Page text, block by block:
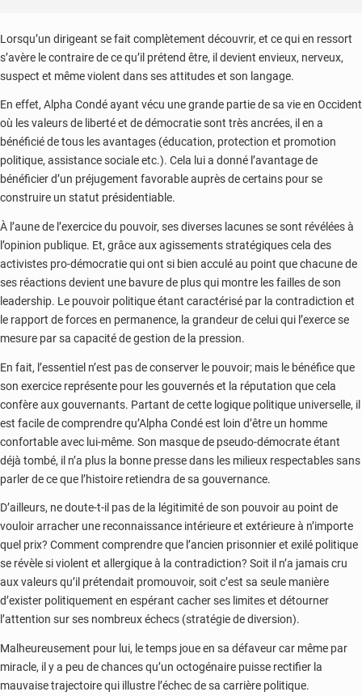
Lorsqu’un dirigeant se fait complètement découvrir, et ce qui en ressort
s’avère le contraire de ce qu’il prétend être, il devient envieux, nerveux,
suspect et même violent dans ses attitudes et son langage.
En effet, Alpha Condé ayant vécu une grande partie de sa vie en Occident
où les valeurs de liberté et de démocratie sont très ancrées, il en a
bénéficié de tous les avantages (éducation, protection et promotion
politique, assistance sociale etc.). Cela lui a donné l’avantage de
bénéficier d’un préjugement favorable auprès de certains pour se
construire un statut présidentiable.
À l’aune de l’exercice du pouvoir, ses diverses lacunes se sont révélées à
l’opinion publique. Et, grâce aux agissements stratégiques cela des
activistes pro-démocratie qui ont si bien acculé au point que chacune de
ses réactions devient une bavure de plus qui montre les failles de son
leadership. Le pouvoir politique étant caractérisé par la contradiction et
le rapport de forces en permanence, la grandeur de celui qui l’exerce se
mesure par sa capacité de gestion de la pression.
En fait, l’essentiel n’est pas de conserver le pouvoir; mais le bénéfice que
son exercice représente pour les gouvernés et la réputation que cela
confère aux gouvernants. Partant de cette logique politique universelle, il
est facile de comprendre qu’Alpha Condé est loin d’être un homme
confortable avec lui-même. Son masque de pseudo-démocrate étant
déjà tombé, il n’a plus la bonne presse dans les milieux respectables sans
parler de ce que l’histoire retiendra de sa gouvernance.
D’ailleurs, ne doute-t-il pas de la légitimité de son pouvoir au point de
vouloir arracher une reconnaissance intérieure et extérieure à n’importe
quel prix? Comment comprendre que l’ancien prisonnier et exilé politique
se révèle si violent et allergique à la contradiction? Soit il n’a jamais cru
aux valeurs qu’il prétendait promouvoir, soit c’est sa seule manière
d’exister politiquement en espérant cacher ses limites et détourner
l’attention sur ses nombreux échecs (stratégie de diversion).
Malheureusement pour lui, le temps joue en sa défaveur car même par
miracle, il y a peu de chances qu’un octogénaire puisse rectifier la
mauvaise trajectoire qui illustre l’échec de sa carrière politique.